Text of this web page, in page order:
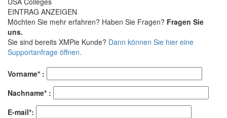
EINTRAG ANZEIGEN
Möchten Sie mehr erfahren? Haben Sie Fragen? Fragen Sie
uns.
Sie sind bereits XMPie Kunde? Dann können Sie hier eine
Supportanfrage öffnen.
Vorname* :
Nachname* :
E-mail*: